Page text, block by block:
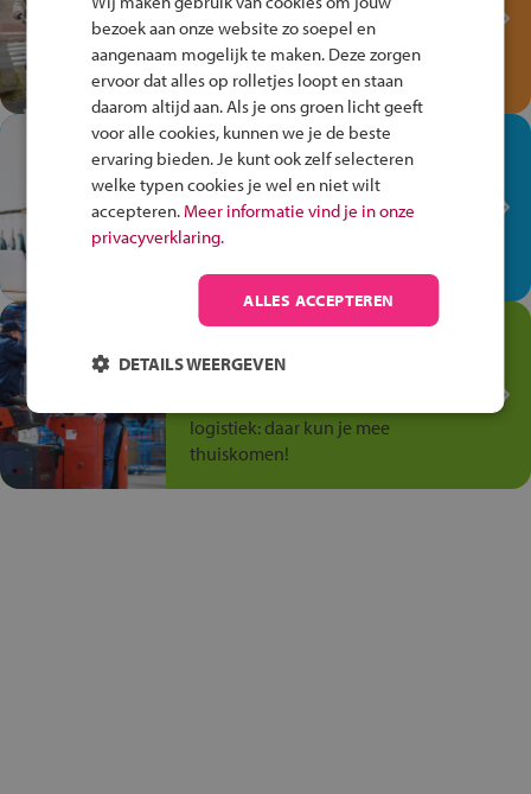
Verkeersspel!
Speel het Fiets Veilig Verkeersspel
en win een Cortina-fiets!
In de winkel ben je op je
plek!
Ontdek via het vmbo jouw talent
op de winkelvloer, waar elke dag
Jouw talent in de
Transport en Logistiek
logistiek: daar kun je mee
thuiskomen!
bezoek aan onze website zo soepel en
aangenaam mogelijk te maken. Deze zorgen
ervoor dat alles op rolletjes loopt en staan
daarom altijd aan. Als je ons groen licht geeft
voor alle cookies, kunnen we je de beste
ervaring bieden. Je kunt ook zelf selecteren
welke typen cookies je wel en niet wilt
accepteren. Meer informatie vind je in onze
privacyverklaring.
ALLES ACCEPTEREN
DETAILS WEERGEVEN